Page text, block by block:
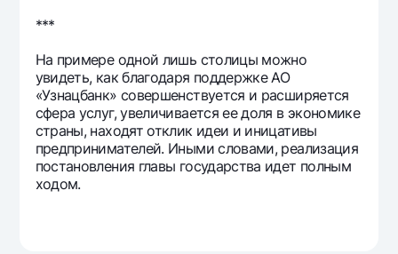
***
На примере одной лишь столицы можно
увидеть, как благодаря поддержке АО
«Узнацбанк» совершенствуется и расширяется
сфера услуг, увеличивается ее доля в экономике
страны, находят отклик идеи и иницативы
предпринимателей. Иными словами, реализация
постановления главы государства идет полным
ходом.